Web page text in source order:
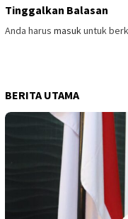
Tinggalkan Balasan
Anda harus masukuntuk
BERITA UTAMA